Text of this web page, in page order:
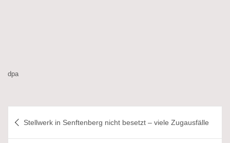
dpa
Stellwerk in Senftenberg nicht besetzt – viele Zugausfälle